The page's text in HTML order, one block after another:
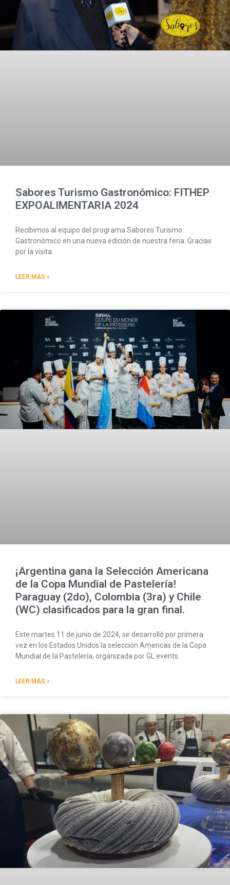
Sabores Turismo Gastronómico: FITHEP
EXPOALIMENTARIA 2024
Recibimos al equipo del programa Sabores Turismo
Gastronómico en una nueva edición de nuestra feria. Gracias
por la visita.
LEER MÁS »
¡Argentina gana la Selección Americana
de la Copa Mundial de Pastelería!
Paraguay (2do), Colombia (3ra) y Chile
(WC) clasificados para la gran final.
Este martes 11 de junio de 2024, se desarrolló por primera
vez en los Estados Unidos la selección Americas de la Copa
Mundial de la Pastelería, organizada por GL events.
LEER MÁS »